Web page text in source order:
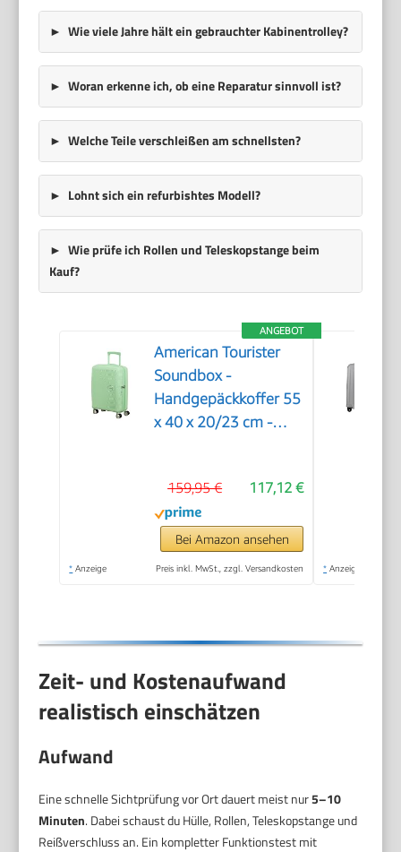
Wie viele Jahre hält ein gebrauchter Kabinentrolley?
Woran erkenne ich, ob eine Reparatur sinnvoll ist?
Welche Teile verschleißen am schnellsten?
Lohnt sich ein refurbishtes Modell?
Wie prüfe ich Rollen und Teleskopstange beim
Kauf?
ANGEBOT
American Tourister
Soundbox -
Handgepäckkoffer 55
x 40 x 20/23 cm -
EasyJet & die meisten
Fluggesellschaften,
erweiterbar,
35.5/41L, Grün
117,12 €
159,95 €
Bei Amazon ansehen
* Anzeige Preis inkl. MwSt., zzgl. Versandkosten * Anzeige
Zeit- und Kostenaufwand
realistisch einschätzen
Aufwand
Eine schnelle Sichtprüfung vor Ort dauert meist nur5–10
Minuten. Dabei schaust du Hülle, Rollen, Teleskopstange und
Reißverschluss an. Ein kompletter Funktionstest mit